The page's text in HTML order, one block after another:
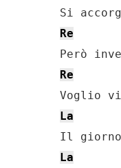
Re
Re
La
La